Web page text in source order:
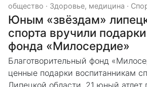
общество · Здоровье, медицина ·
Юным «звёздам»
спорта вручили
фонда «Милосердие»
Благотворительный фонд
ценные подарки воспитанникам
Липецкой области. 21 юный